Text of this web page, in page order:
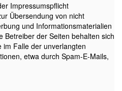
Impressumspflicht
Übersendung von nicht
und Informationsmaterialien
Betreiber der Seiten behalten sich
im Falle der unverlangten
etwa durch Spam-E-Mails,